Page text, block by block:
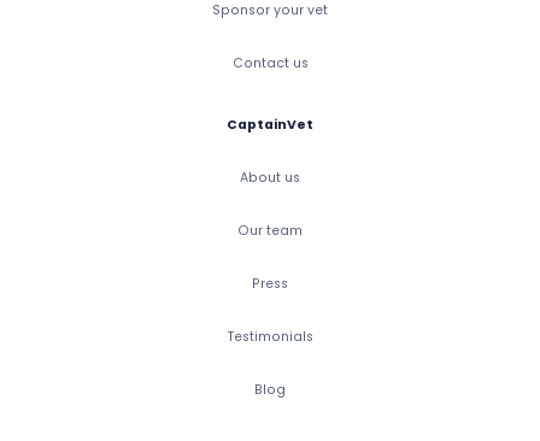
Sponsor your vet
Contact us
CaptainVet
About us
Our team
Press
Testimonials
Blog